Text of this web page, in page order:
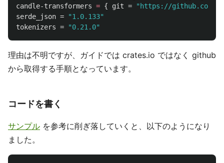
candle-transformers = { git =
"https://github.com/
serde_json =
"1.0.133"
tokenizers = "0.21.0"
理由は不明ですが、ガイドでは crates.io ではなく github
から取得する手順となっています。
コードを書く
サンプル を参考に削ぎ落していくと、以下のようになり
ました。